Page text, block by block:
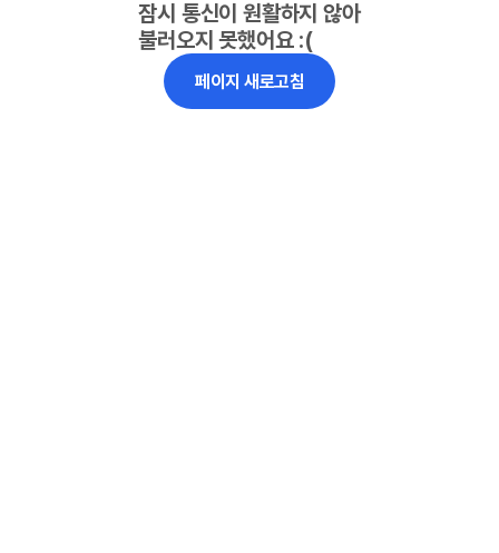
잠시 통신이 원활하지 않아
불러오지 못했어요 :(
페이지 새로고침